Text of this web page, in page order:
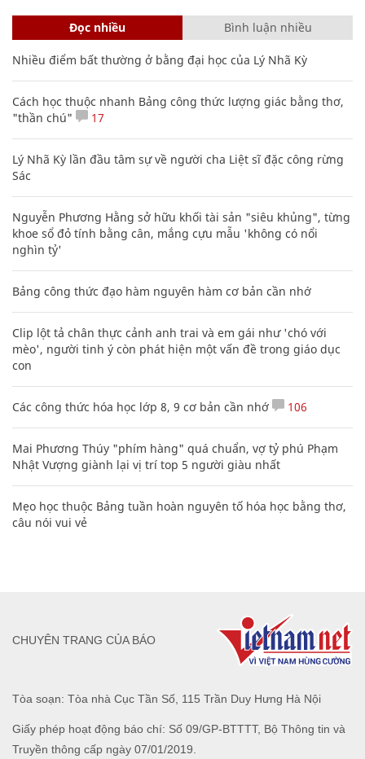
Đọc nhiều Bình luận nhiều
Nhiều điểm bất thường ở bằng đại học của Lý Nhã Kỳ
Cách học thuộc nhanh Bảng công thức lượng giác bằng thơ,
"thần chú"
17
Lý Nhã Kỳ lần đầu tâm sự về người cha Liệt sĩ đặc công rừng
Sác
Nguyễn Phương Hằng sở hữu khối tài sản "siêu khủng", từng
khoe sổ đỏ tính bằng cân, mắng cựu mẫu 'không có nổi
nghìn tỷ'
Bảng công thức đạo hàm nguyên hàm cơ bản cần nhớ
Clip lột tả chân thực cảnh anh trai và em gái như 'chó với
mèo', người tinh ý còn phát hiện một vấn đề trong giáo dục
con
Các công thức hóa học lớp 8, 9 cơ bản cần nhớ 106
Mai Phương Thúy "phím hàng" quá chuẩn, vợ tỷ phú Phạm
Nhật Vượng giành lại vị trí top 5 người giàu nhất
Mẹo học thuộc Bảng tuần hoàn nguyên tố hóa học bằng thơ,
câu nói vui vẻ
Tòa soạn: Tòa nhà Cục Tần Số, 115 Trần Duy Hưng Hà Nội
Giấy phép hoạt động báo chí: Số 09/GP-BTTTT, Bộ Thông tin và
Truyền thông cấp ngày 07/01/2019.
CHUYÊN TRANG CỦA BÁO